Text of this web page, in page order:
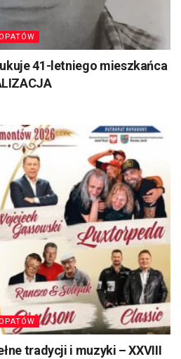
41-letniego mieszkańca
tradycji i muzyki – XXVIII